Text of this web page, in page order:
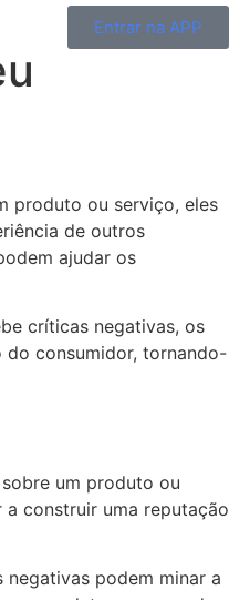
Entrar na APP
produto ou serviço, eles
de outros
ajudar os
críticas negativas, os
consumidor, tornando-
um produto ou
construir uma reputação
podem minar a